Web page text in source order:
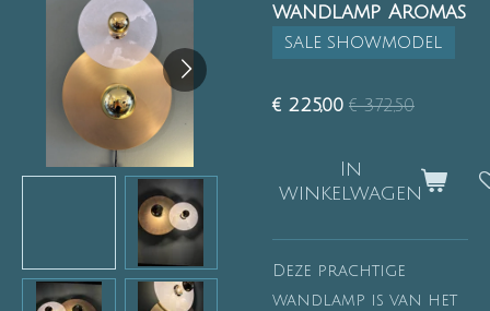
wandlamp Aromas
SALE SHOWMODEL
€ 225,00 € 372,50
In
winkelwagen
Deze prachtige
wandlamp is van het